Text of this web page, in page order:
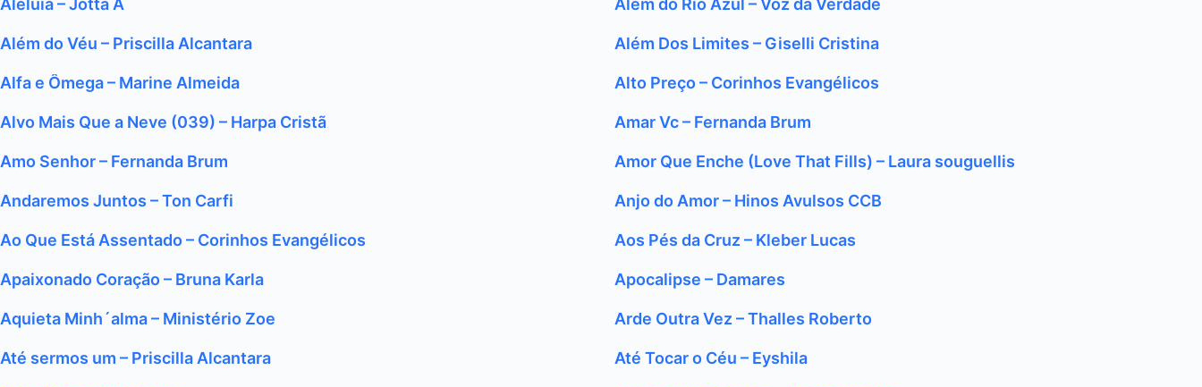
Aleluia – Jotta A Além do Rio Azul – Voz da Verdade
Além do Véu – Priscilla Alcantara Além Dos Limites – Giselli Cristina
Alfa e Ômega – Marine Almeida Alto Preço – Corinhos Evangélicos
Alvo Mais Que a Neve (039) – Harpa Cristã Amar Vc – Fernanda Brum
Amo Senhor – Fernanda Brum Amor Que Enche (Love That Fills) – Laura souguellis
Andaremos Juntos – Ton Carfi Anjo do Amor – Hinos Avulsos CCB
Ao Que Está Assentado – Corinhos Evangélicos Aos Pés da Cruz – Kleber Lucas
Apaixonado Coração – Bruna Karla Apocalipse – Damares
Aquieta Minh´alma – Ministério Zoe Arde Outra Vez – Thalles Roberto
Até sermos um – Priscilla Alcantara Até Tocar o Céu – Eyshila